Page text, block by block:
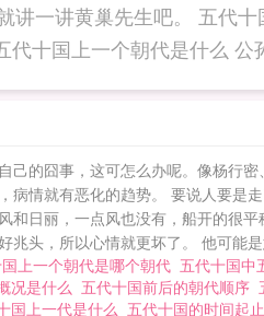
生吧。 五代十国上面是
代十国上一个朝代是什么 公
的囧事，这可怎么办呢。像杨行
情就有恶化的趋势。 要说人要是
日丽，一点风也没有，船开的很
头，所以心情就更坏了。 他可能
上一个朝代是哪个朝代 五代十国中
况是什么 五代十国前后的朝代顺序
国上一代是什么 五代十国的时间起